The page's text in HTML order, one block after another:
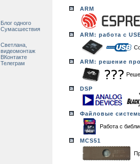
Блог одного
Сумасшествия
Светлана,
видеомонтаж
ВКонтакте
Телеграм
ARM
ARM: работа с
ARM: решение
DSP
Файловые
Работа с
MCS51